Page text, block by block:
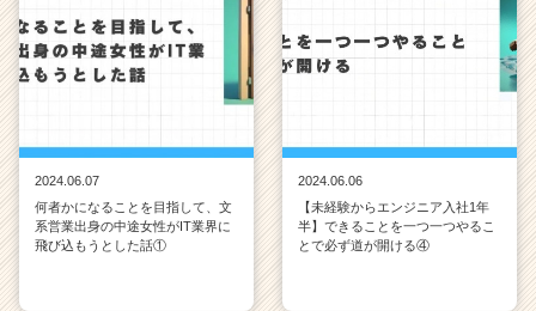
2024.06.07
何者かになることを目指して、文
系営業出身の中途女性がIT業界に
飛び込もうとした話①
2024.06.06
【未経験からエンジニア入社1年
半】できることを一つ一つやるこ
とで必ず道が開ける④